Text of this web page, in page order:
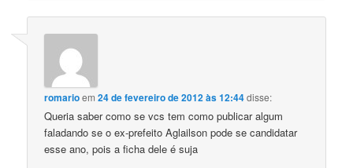
romarioem24 de fevereiro de 2012 às 12:44disse:
Queria saber como se vcs tem como publicar algum
faladando se o ex-prefeito Aglailson pode se candidatar
esse ano, pois a ficha dele é suja